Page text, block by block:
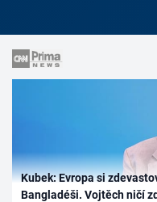
Kubek: Evropa si
Bangladéši. Vojtěch ničí